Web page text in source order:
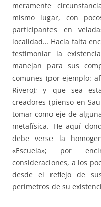
meramente
mismo lugar, con
participantes en
localidad… Hacía falta
testimoniar la
manejan para sus
comunes (por ejemplo:
Rivero); y que sea
creadores (pienso en
tomar como eje de
metafísica. He aquí
debe verse la
«Escuela»; por
consideraciones, a los
desde el reflejo de
perímetros de su